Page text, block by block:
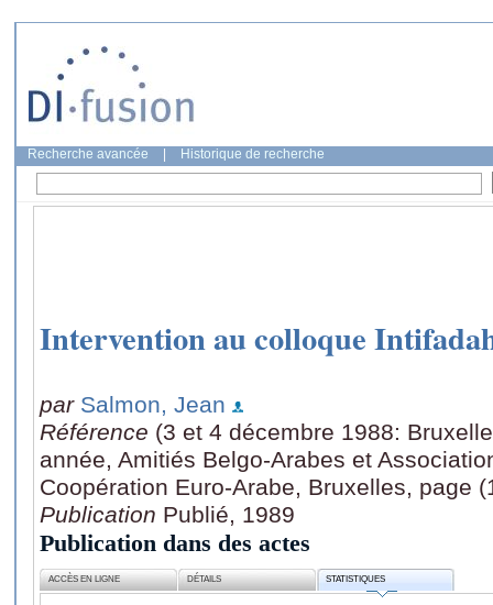
Recherche avancée Historique de recherche
Intervention au colloque
par Salmon, Jean
Référence (3 et 4 décembre 1988:
année, Amitiés Belgo-Arabes et
Coopération Euro-Arabe, Bruxelles, page
Publication Publié, 1989
Publication dans des actes
ACCÈS EN LIGNE DÉTAILS STATISTIQUES